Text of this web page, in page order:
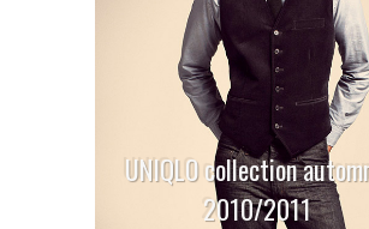
UNIQLO collection
2010/2011